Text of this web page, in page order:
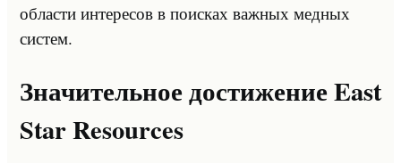
области интересов в поисках важных медных
систем.
Значительное достижение East
Star Resources